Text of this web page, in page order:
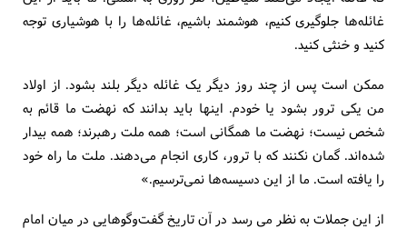
غائله‌ها جلوگیری کنیم، هوشمند باشیم، غائله‌ها را با هوشیاری توجه
کنید و خنثی کنید.
ممکن است پس از چند روز دیگر یک غائله دیگر بلند بشود. از اولاد
من یکی ترور بشود یا خودم. اینها باید بدانند که نهضت ما قائم به
شخص نیست؛ نهضت ما همگانی است؛ همه ملت رهبرند؛ همه بیدار
شده‌اند. گمان نکنند که با ترور، کاری انجام می‌دهند. ملت ما راه خود
را یافته است. ما از این دسیسه‌ها نمی‌ترسیم.»
از این جملات به نظر می رسد در آن تاریخ گفت‌وگوهایی در میان امام